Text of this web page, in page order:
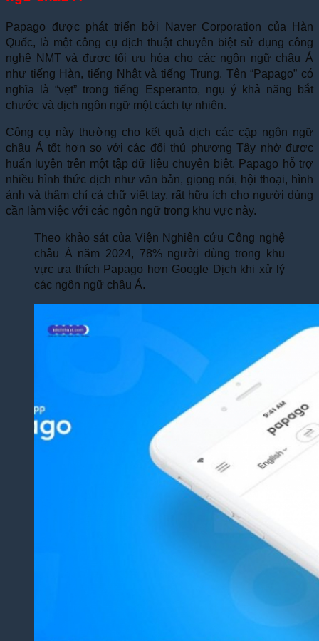
Papago được phát triển bởi Naver Corporation của Hàn
Quốc, là một công cụ dịch thuật chuyên biệt sử dụng công
nghệ NMT và được tối ưu hóa cho các ngôn ngữ châu Á
như tiếng Hàn, tiếng Nhật và tiếng Trung. Tên “Papago” có
nghĩa là “vẹt” trong tiếng Esperanto, ngụ ý khả năng bắt
chước và dịch ngôn ngữ một cách tự nhiên.
Công cụ này thường cho kết quả dịch các cặp ngôn ngữ
châu Á tốt hơn so với các đối thủ phương Tây nhờ được
huấn luyện trên một tập dữ liệu chuyên biệt. Papago hỗ trợ
nhiều hình thức dịch như văn bản, giọng nói, hội thoại, hình
ảnh và thậm chí cả chữ viết tay, rất hữu ích cho người dùng
cần làm việc với các ngôn ngữ trong khu vực này.
Theo khảo sát của Viện Nghiên cứu Công nghệ
châu Á năm 2024, 78% người dùng trong khu
vực ưa thích Papago hơn Google Dịch khi xử lý
các ngôn ngữ châu Á.